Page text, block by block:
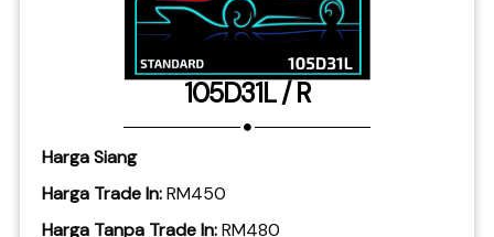
105D31L / R
Harga Siang
Harga Trade In:RM450
Harga Tanpa Trade In:RM480